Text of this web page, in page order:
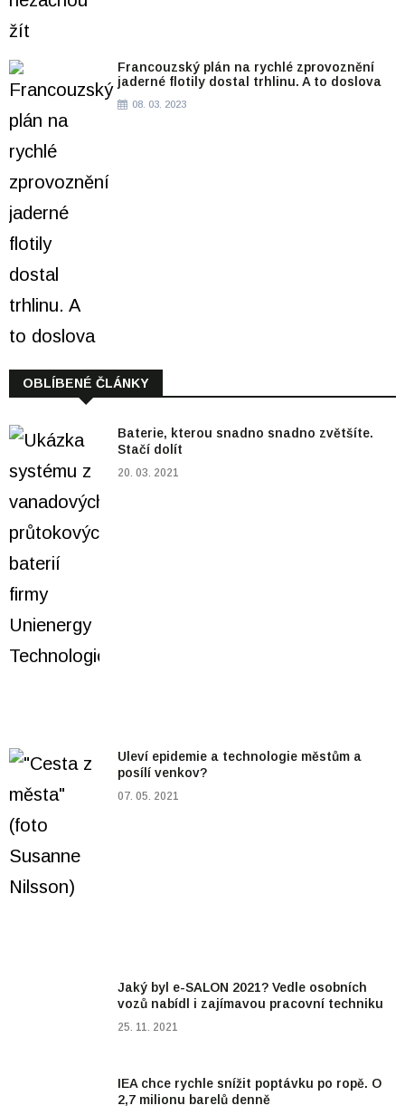
Francouzský plán na rychlé zprovoznění
jaderné flotily dostal trhlinu. A to doslova
08. 03. 2023
OBLÍBENÉ ČLÁNKY
Baterie, kterou snadno snadno zvětšíte.
Stačí dolít
20. 03. 2021
Uleví epidemie a technologie městům a
posílí venkov?
07. 05. 2021
Jaký byl e-SALON 2021? Vedle osobních
vozů nabídl i zajímavou pracovní techniku
25. 11. 2021
IEA chce rychle snížit poptávku po ropě. O
2,7 milionu barelů denně